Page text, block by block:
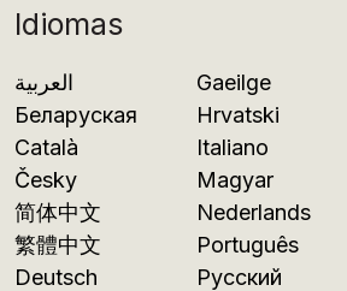
Idiomas
العربية
Беларуская
Català
Česky
简体中文
繁體中文
Deutsch
Gaeilge
Hrvatski
Italiano
Magyar
Nederlands
Português
Русский